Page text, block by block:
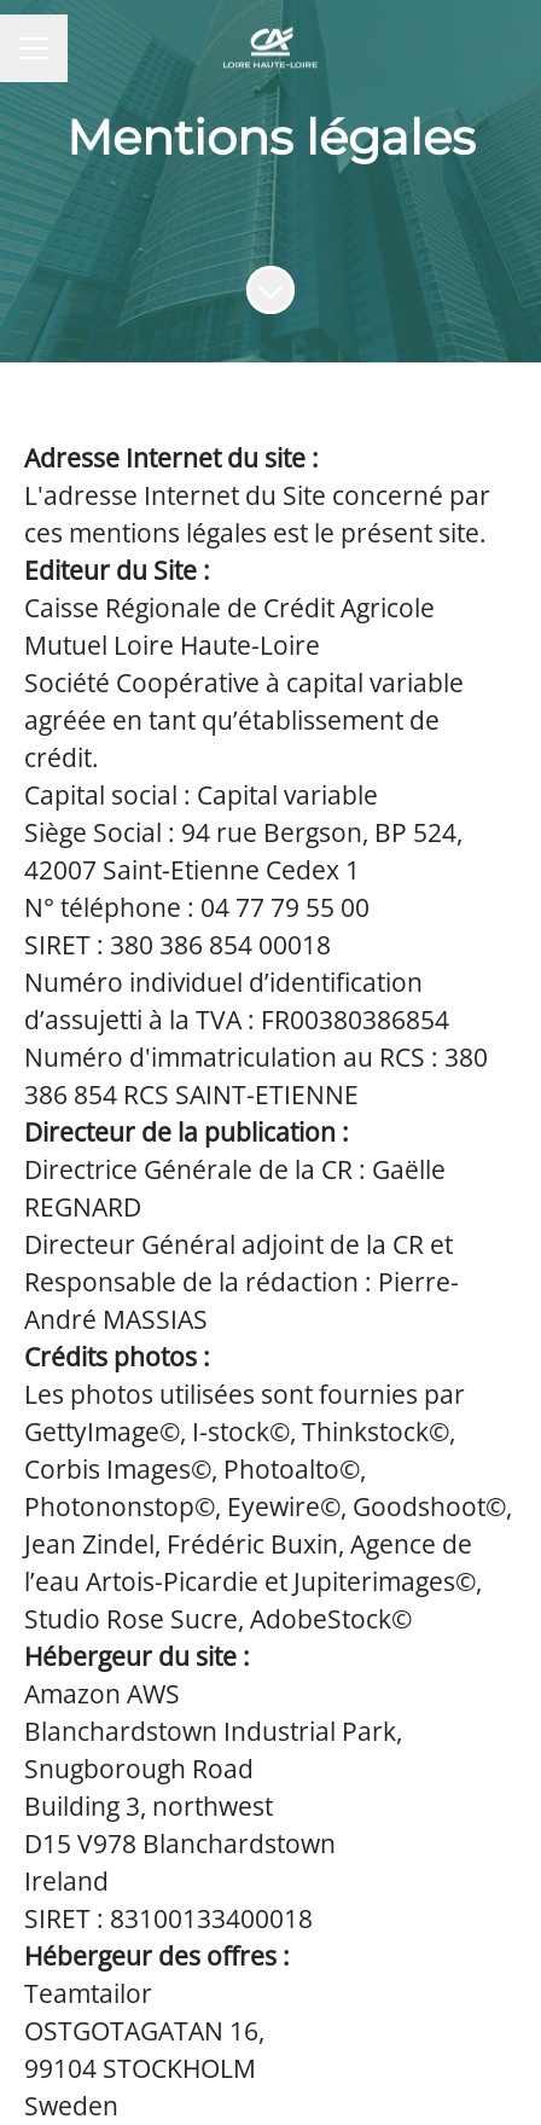
MENU CARRIÈRE
Mentions légales
Faire défiler jusqu'au contenu
Adresse Internet du site :
L'adresse Internet du Site concerné par
ces mentions légales est le présent site.
Editeur du Site :
Caisse Régionale de Crédit Agricole
Mutuel Loire Haute-Loire
Société Coopérative à capital variable
agréée en tant qu’établissement de
crédit.
Capital social : Capital variable
Siège Social : 94 rue Bergson, BP 524,
42007 Saint-Etienne Cedex 1
N° téléphone : 04 77 79 55 00
SIRET : 380 386 854 00018
Numéro individuel d’identification
d’assujetti à la TVA : FR00380386854
Numéro d'immatriculation au RCS : 380
386 854 RCS SAINT-ETIENNE
Directeur de la publication :
Directrice Générale de la CR : Gaëlle
REGNARD
Directeur Général adjoint de la CR et
Responsable de la rédaction : Pierre-
André MASSIAS
Crédits photos :
Les photos utilisées sont fournies par
GettyImage©, I-stock©, Thinkstock©,
Corbis Images©, Photoalto©,
Photononstop©, Eyewire©, Goodshoot©,
Jean Zindel, Frédéric Buxin, Agence de
l’eau Artois-Picardie et Jupiterimages©,
Studio Rose Sucre, AdobeStock©
Hébergeur du site :
Amazon AWS
Blanchardstown Industrial Park,
Snugborough Road
Building 3, northwest
D15 V978 Blanchardstown
Ireland
SIRET : 83100133400018
Hébergeur des offres :
Teamtailor
OSTGOTAGATAN 16,
99104 STOCKHOLM
Sweden